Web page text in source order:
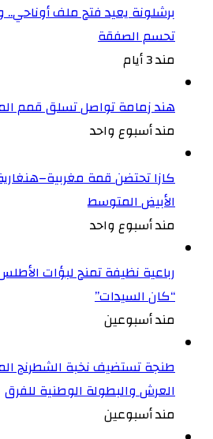
تحسم الصفقة
مند 3 أيام
هند زمامة تواصل تسلق قمم
مند أسبوع واحد
كازا تحتضن قمة
الأبيض المتوسط
مند أسبوع واحد
رباعية نظيفة تمنح لبؤات
“كان السيدات”
مند أسبوعين
طنجة تستضيف نخبة الشطرنج
العرش والبطولة الوطنية للفرق
مند أسبوعين